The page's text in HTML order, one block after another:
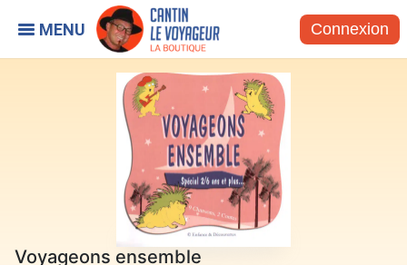
Connexion
Voyageons ensemble